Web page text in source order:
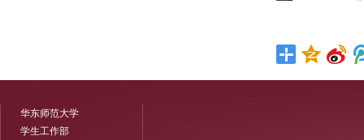
华东师范大学
学生工作部